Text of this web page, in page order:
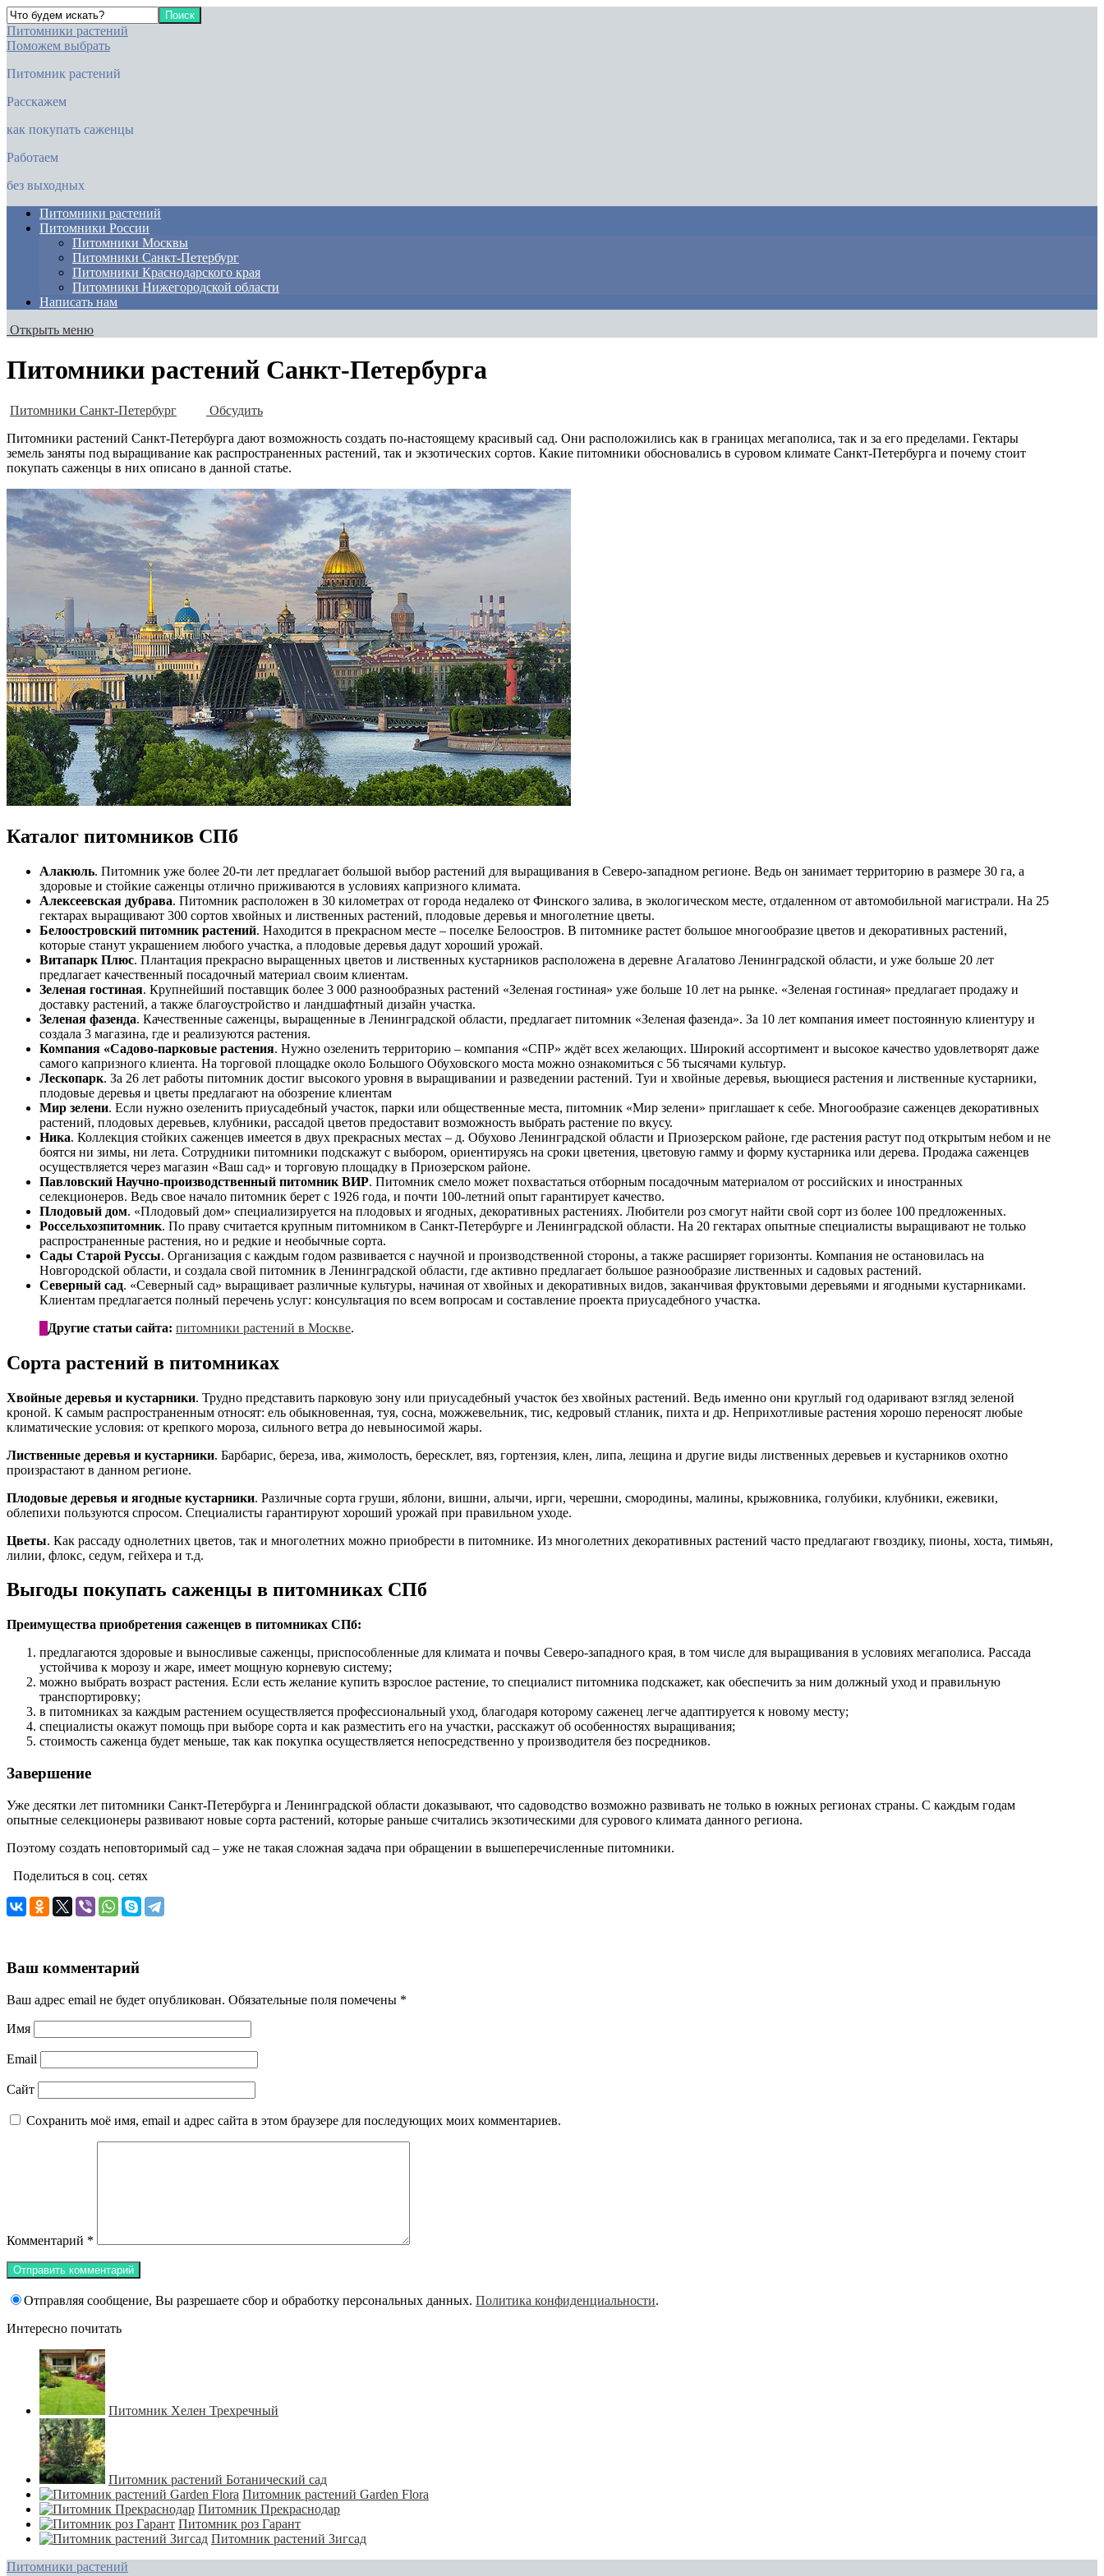
Питомники растений
Поможем выбрать
Питомник растений
Расскажем
как покупать саженцы
Работаем
без выходных
Питомники растений
Питомники России
Питомники Москвы
Питомники Санкт-Петербург
Питомники Краснодарского края
Питомники Нижегородской области
Написать нам
Открыть меню
Питомники растений Санкт-Петербурга
Питомники Санкт-Петербург
Обсудить
Питомники растений Санкт-Петербурга дают возможность создать по-настоящему красивый сад. Они расположились как в границах мегаполиса, так и за его пределами. Гектары
земель заняты под выращивание как распространенных растений, так и экзотических сортов. Какие питомники обосновались в суровом климате Санкт-Петербурга и почему стоит
покупать саженцы в них описано в данной статье.
Каталог питомников СПб
Алакюль. Питомник уже более 20-ти лет предлагает большой выбор растений для выращивания в Северо-западном регионе. Ведь он занимает территорию в размере 30 га, а
здоровые и стойкие саженцы отлично приживаются в условиях капризного климата.
Алексеевская дубрава. Питомник расположен в 30 километрах от города недалеко от Финского залива, в экологическом месте, отдаленном от автомобильной магистрали. На 25
гектарах выращивают 300 сортов хвойных и лиственных растений, плодовые деревья и многолетние цветы.
Белоостровский питомник растений. Находится в прекрасном месте – поселке Белоостров. В питомнике растет большое многообразие цветов и декоративных растений,
которые станут украшением любого участка, а плодовые деревья дадут хороший урожай.
Витапарк Плюс. Плантация прекрасно выращенных цветов и лиственных кустарников расположена в деревне Агалатово Ленинградской области, и уже больше 20 лет
предлагает качественный посадочный материал своим клиентам.
Зеленая гостиная. Крупнейший поставщик более 3 000 разнообразных растений «Зеленая гостиная» уже больше 10 лет на рынке. «Зеленая гостиная» предлагает продажу и
доставку растений, а также благоустройство и ландшафтный дизайн участка.
Зеленая фазенда. Качественные саженцы, выращенные в Ленинградской области, предлагает питомник «Зеленая фазенда». За 10 лет компания имеет постоянную клиентуру и
создала 3 магазина, где и реализуются растения.
Компания «Садово-парковые растения. Нужно озеленить территорию – компания «СПР» ждёт всех желающих. Широкий ассортимент и высокое качество удовлетворят даже
самого капризного клиента. На торговой площадке около Большого Обуховского моста можно ознакомиться с 56 тысячами культур.
Лескопарк. За 26 лет работы питомник достиг высокого уровня в выращивании и разведении растений. Туи и хвойные деревья, вьющиеся растения и лиственные кустарники,
плодовые деревья и цветы предлагают на обозрение клиентам
Мир зелени. Если нужно озеленить приусадебный участок, парки или общественные места, питомник «Мир зелени» приглашает к себе. Многообразие саженцев декоративных
растений, плодовых деревьев, клубники, рассадой цветов предоставит возможность выбрать растение по вкусу.
Ника. Коллекция стойких саженцев имеется в двух прекрасных местах – д. Обухово Ленинградской области и Приозерском районе, где растения растут под открытым небом и не
боятся ни зимы, ни лета. Сотрудники питомники подскажут с выбором, ориентируясь на сроки цветения, цветовую гамму и форму кустарника или дерева. Продажа саженцев
осуществляется через магазин «Ваш сад» и торговую площадку в Приозерском районе.
Павловский Научно-производственный питомник ВИР. Питомник смело может похвастаться отборным посадочным материалом от российских и иностранных
селекционеров. Ведь свое начало питомник берет с 1926 года, и почти 100-летний опыт гарантирует качество.
Плодовый дом. «Плодовый дом» специализируется на плодовых и ягодных, декоративных растениях. Любители роз смогут найти свой сорт из более 100 предложенных.
Россельхозпитомник. По праву считается крупным питомником в Санкт-Петербурге и Ленинградской области. На 20 гектарах опытные специалисты выращивают не только
распространенные растения, но и редкие и необычные сорта.
Сады Старой Руссы. Организация с каждым годом развивается с научной и производственной стороны, а также расширяет горизонты. Компания не остановилась на
Новгородской области, и создала свой питомник в Ленинградской области, где активно предлагает большое разнообразие лиственных и садовых растений.
Северный сад. «Северный сад» выращивает различные культуры, начиная от хвойных и декоративных видов, заканчивая фруктовыми деревьями и ягодными кустарниками.
Клиентам предлагается полный перечень услуг: консультация по всем вопросам и составление проекта приусадебного участка.
Другие статьи сайта: питомники растений в Москве.
Сорта растений в питомниках
Хвойные деревья и кустарники. Трудно представить парковую зону или приусадебный участок без хвойных растений. Ведь именно они круглый год одаривают взгляд зеленой
кроной. К самым распространенным относят: ель обыкновенная, туя, сосна, можжевельник, тис, кедровый стланик, пихта и др. Неприхотливые растения хорошо переносят любые
климатические условия: от крепкого мороза, сильного ветра до невыносимой жары.
Лиственные деревья и кустарники. Барбарис, береза, ива, жимолость, бересклет, вяз, гортензия, клен, липа, лещина и другие виды лиственных деревьев и кустарников охотно
произрастают в данном регионе.
Плодовые деревья и ягодные кустарники. Различные сорта груши, яблони, вишни, алычи, ирги, черешни, смородины, малины, крыжовника, голубики, клубники, ежевики,
облепихи пользуются спросом. Специалисты гарантируют хороший урожай при правильном уходе.
Цветы. Как рассаду однолетних цветов, так и многолетних можно приобрести в питомнике. Из многолетних декоративных растений часто предлагают гвоздику, пионы, хоста, тимьян,
лилии, флокс, седум, гейхера и т.д.
Выгоды покупать саженцы в питомниках СПб
Преимущества приобретения саженцев в питомниках СПб:
предлагаются здоровые и выносливые саженцы, приспособленные для климата и почвы Северо-западного края, в том числе для выращивания в условиях мегаполиса. Рассада
устойчива к морозу и жаре, имеет мощную корневую систему;
можно выбрать возраст растения. Если есть желание купить взрослое растение, то специалист питомника подскажет, как обеспечить за ним должный уход и правильную
транспортировку;
в питомниках за каждым растением осуществляется профессиональный уход, благодаря которому саженец легче адаптируется к новому месту;
специалисты окажут помощь при выборе сорта и как разместить его на участки, расскажут об особенностях выращивания;
стоимость саженца будет меньше, так как покупка осуществляется непосредственно у производителя без посредников.
Завершение
Уже десятки лет питомники Санкт-Петербурга и Ленинградской области доказывают, что садоводство возможно развивать не только в южных регионах страны. С каждым годам
опытные селекционеры развивают новые сорта растений, которые раньше считались экзотическими для сурового климата данного региона.
Поэтому создать неповторимый сад – уже не такая сложная задача при обращении в вышеперечисленные питомники.
Поделиться в соц. сетях
Ваш комментарий
Ваш адрес email не будет опубликован. Обязательные поля помечены *
Имя
Email
Сайт
Сохранить моё имя, email и адрес сайта в этом браузере для последующих моих комментариев.
Комментарий *
Отправляя сообщение, Вы разрешаете сбор и обработку персональных данных. Политика конфиденциальности.
Интересно почитать
Питомник Хелен Трехречный
Питомник растений Ботанический сад
Питомник растений Garden Flora
Питомник Прекраснодар
Питомник роз Гарант
Питомник растений Зигсад
Питомники растений